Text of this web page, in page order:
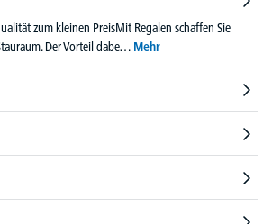
zum kleinen PreisMit Regalen schaffen Sie
Der Vorteil dabe… Mehr